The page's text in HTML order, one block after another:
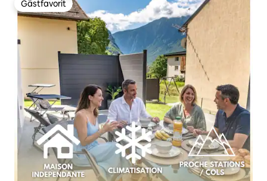
Gästfavorit
Gästfavorit